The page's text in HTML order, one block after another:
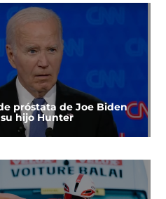
próstata de Joe Biden
hijo Hunter